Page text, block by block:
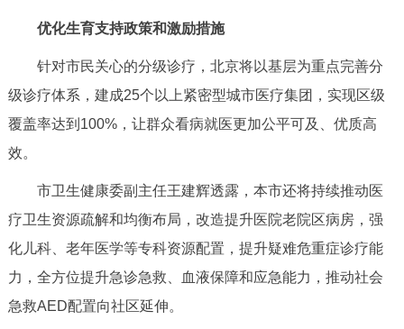
优化生育支持政策和激励措施
针对市民关心的分级诊疗，北京将以基层为重点完善分
级诊疗体系，建成25个以上紧密型城市医疗集团，实现区级
覆盖率达到100%，让群众看病就医更加公平可及、优质高
效。
市卫生健康委副主任王建辉透露，本市还将持续推动医
疗卫生资源疏解和均衡布局，改造提升医院老院区病房，强
化儿科、老年医学等专科资源配置，提升疑难危重症诊疗能
力，全方位提升急诊急救、血液保障和应急能力，推动社会
急救AED配置向社区延伸。